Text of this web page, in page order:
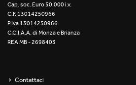
Roll IOS
Unit 1X
Unit Channel
Cap. soc. Euro 50.000 i.v.
C.F. 13014250966
P.Iva 13014250966
C.C.I.A.A. di Monza e Brianza
REA MB - 2698403
Contattaci